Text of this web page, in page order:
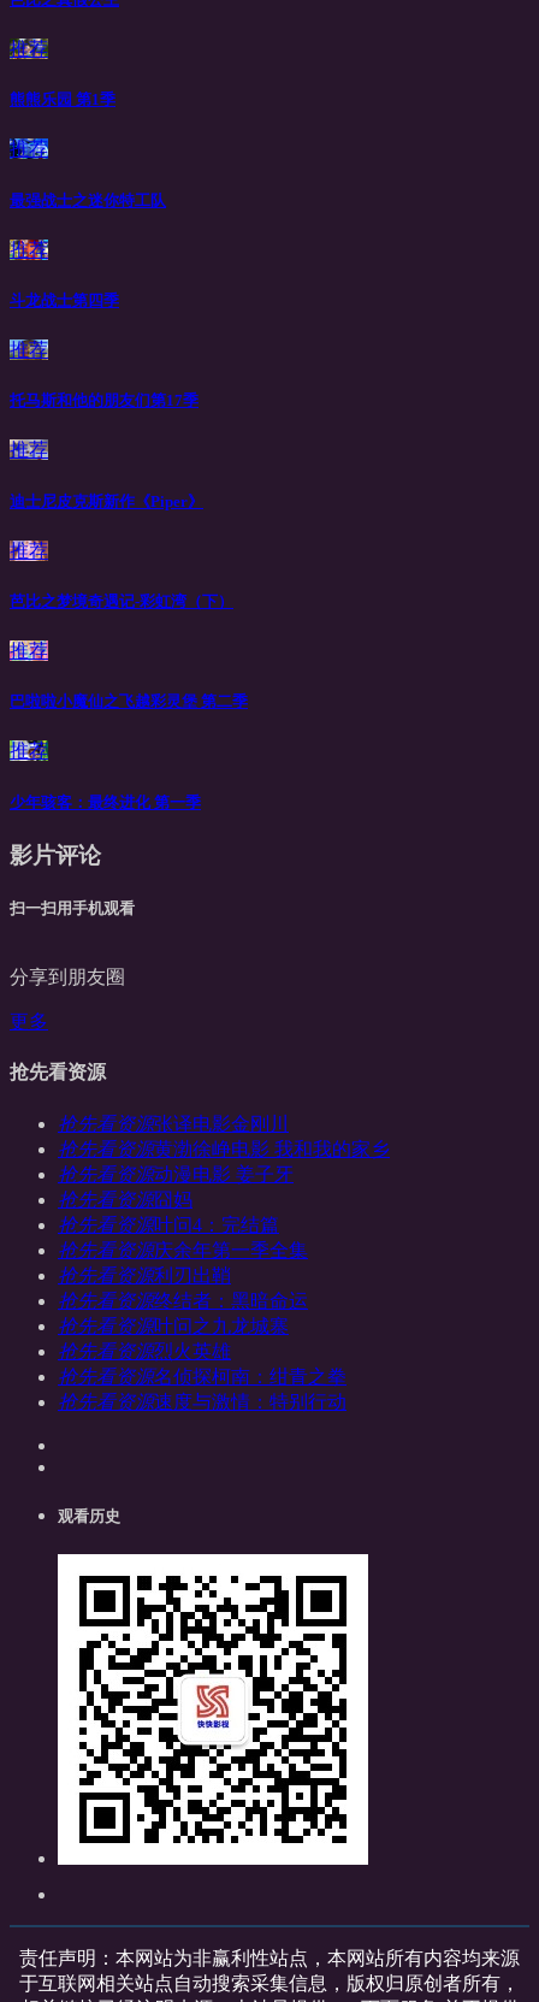
推荐
熊熊乐园 第1季
推荐
最强战士之迷你特工队
推荐
斗龙战士第四季
推荐
托马斯和他的朋友们第17季
推荐
迪士尼皮克斯新作《Piper》
推荐
芭比之梦境奇遇记-彩虹湾（下）
推荐
巴啦啦小魔仙之飞越彩灵堡 第二季
推荐
少年骇客：最终进化 第一季
影片评论
扫一扫用手机观看
分享到朋友圈
更多
抢先看资源
抢先看资源张译电影金刚川
抢先看资源黄渤徐峥电影 我和我的家乡
抢先看资源动漫电影 姜子牙
抢先看资源囧妈
抢先看资源叶问4：完结篇
抢先看资源庆余年第一季全集
抢先看资源利刃出鞘
抢先看资源终结者：黑暗命运
抢先看资源叶问之九龙城寨
抢先看资源烈火英雄
抢先看资源名侦探柯南：绀青之拳
抢先看资源速度与激情：特别行动
观看历史
责任声明：本网站为非赢利性站点，本网站所有内容均来源
于互联网相关站点自动搜索采集信息，版权归原创者所有，